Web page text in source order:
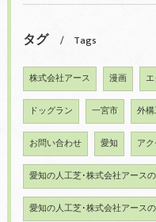
タグ Tags
株式会社アース 漫画
ドッグラン 一宮市 外
お問い合わせ 愛知 ア
愛知の人工芝･株式会社アース
愛知の人工芝･株式会社アース